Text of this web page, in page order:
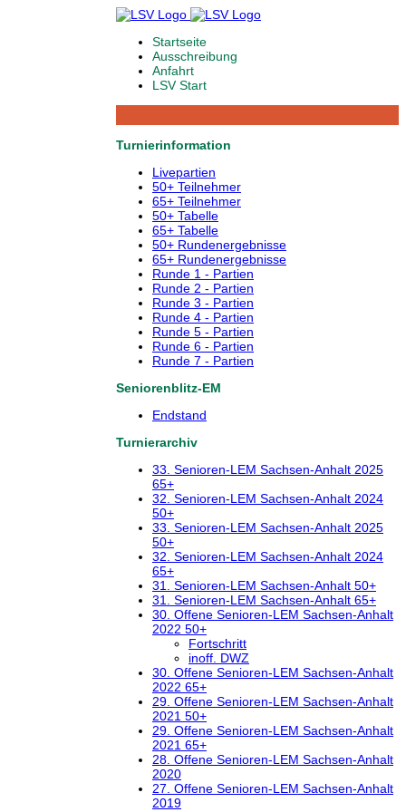
Startseite
Ausschreibung
Anfahrt
LSV Start
Turnierinformation
Livepartien
50+ Teilnehmer
65+ Teilnehmer
50+ Tabelle
65+ Tabelle
50+ Rundenergebnisse
65+ Rundenergebnisse
Runde 1 - Partien
Runde 2 - Partien
Runde 3 - Partien
Runde 4 - Partien
Runde 5 - Partien
Runde 6 - Partien
Runde 7 - Partien
Seniorenblitz-EM
Endstand
Turnierarchiv
33. Senioren-LEM Sachsen-Anhalt 2025
65+
32. Senioren-LEM Sachsen-Anhalt 2024
50+
33. Senioren-LEM Sachsen-Anhalt 2025
50+
32. Senioren-LEM Sachsen-Anhalt 2024
65+
31. Senioren-LEM Sachsen-Anhalt 50+
31. Senioren-LEM Sachsen-Anhalt 65+
30. Offene Senioren-LEM Sachsen-Anhalt
2022 50+
Fortschritt
inoff. DWZ
30. Offene Senioren-LEM Sachsen-Anhalt
2022 65+
29. Offene Senioren-LEM Sachsen-Anhalt
2021 50+
29. Offene Senioren-LEM Sachsen-Anhalt
2021 65+
28. Offene Senioren-LEM Sachsen-Anhalt
2020
27. Offene Senioren-LEM Sachsen-Anhalt
2019